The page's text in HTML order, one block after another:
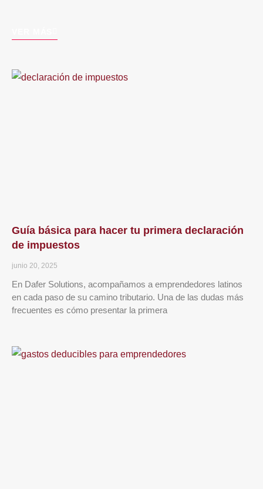
Guía básica para hacer tu primera declaración
de impuestos
junio 20, 2025
En Dafer Solutions, acompañamos a emprendedores latinos
en cada paso de su camino tributario. Una de las dudas más
frecuentes es cómo presentar la primera